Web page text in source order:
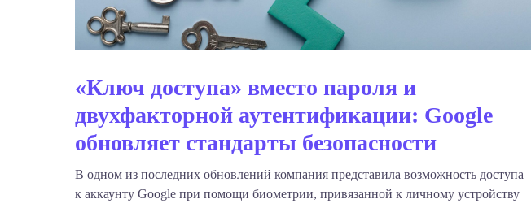
«Ключ доступа» вместо пароля и
двухфакторной аутентификации: Google
обновляет стандарты безопасности
В одном из последних обновлений компания представила возможность доступа
к аккаунту Google при помощи биометрии, привязанной к личному устройству